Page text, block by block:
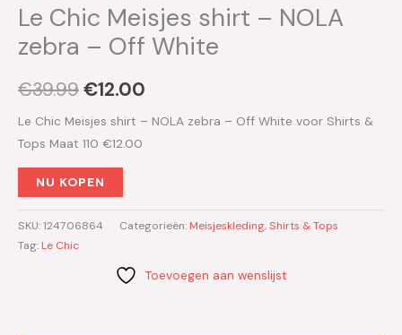
Le Chic Meisjes shirt – NOLA
zebra – Off White
€39.99€12.00
Le Chic Meisjes shirt – NOLA zebra – Off White voor Shirts &
Tops Maat 110 €12.00
NU KOPEN
SKU:124706864 Categorieën: Meisjeskleding,Shirts & Tops
Tag: Le Chic
Toevoegen aan wenslijst